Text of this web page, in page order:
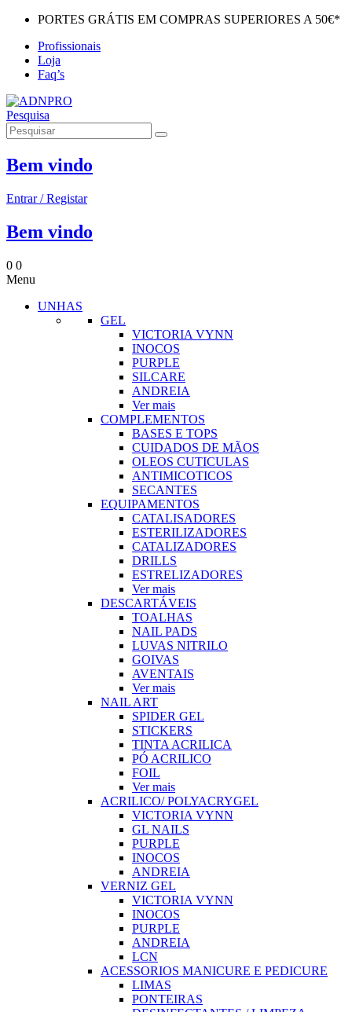
PORTES GRÁTIS EM COMPRAS SUPERIORES A 50€*
Profissionais
Loja
Faq’s
Pesquisa
Bem vindo
Entrar / Registar
Bem vindo
0 0
Menu
UNHAS
GEL
VICTORIA VYNN
INOCOS
PURPLE
SILCARE
ANDREIA
Ver mais
COMPLEMENTOS
BASES E TOPS
CUIDADOS DE MÃOS
OLEOS CUTICULAS
ANTIMICOTICOS
SECANTES
EQUIPAMENTOS
CATALISADORES
ESTERILIZADORES
CATALIZADORES
DRILLS
ESTRELIZADORES
Ver mais
DESCARTÁVEIS
TOALHAS
NAIL PADS
LUVAS NITRILO
GOIVAS
AVENTAIS
Ver mais
NAIL ART
SPIDER GEL
STICKERS
TINTA ACRILICA
PÓ ACRILICO
FOIL
Ver mais
ACRILICO/ POLYACRYGEL
VICTORIA VYNN
GL NAILS
PURPLE
INOCOS
ANDREIA
VERNIZ GEL
VICTORIA VYNN
INOCOS
PURPLE
ANDREIA
LCN
ACESSORIOS MANICURE E PEDICURE
LIMAS
PONTEIRAS